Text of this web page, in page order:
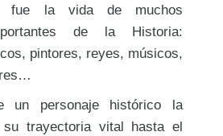
fue la vida de muchos
de la Historia:
pintores, reyes, músicos,
personaje histórico la
su trayectoria vital hasta el